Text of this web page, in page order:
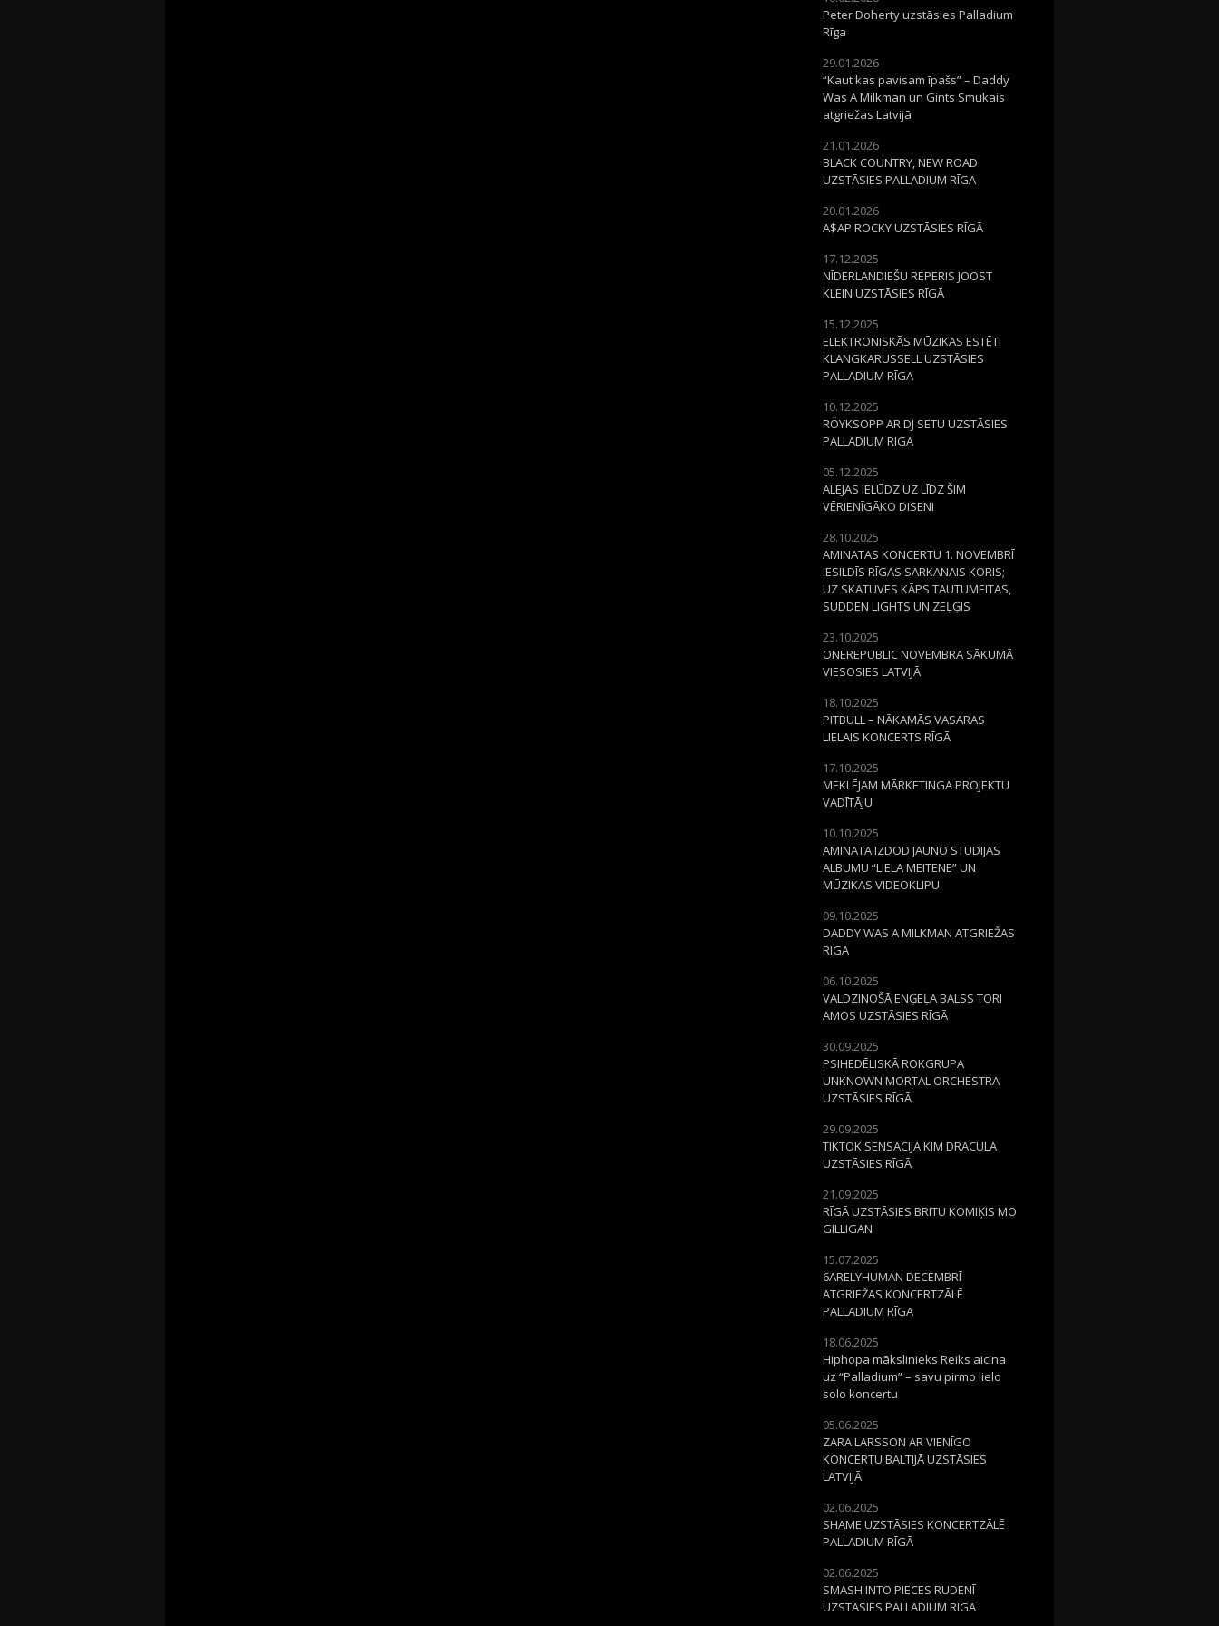
Peter Doherty uzstāsies Palladium
Rīga
29.01.2026
“Kaut kas pavisam īpašs” – Daddy
Was A Milkman un Gints Smukais
atgriežas Latvijā
21.01.2026
BLACK COUNTRY, NEW ROAD
UZSTĀSIES PALLADIUM RĪGA
20.01.2026
A$AP ROCKY UZSTĀSIES RĪGĀ
17.12.2025
NĪDERLANDIEŠU REPERIS JOOST
KLEIN UZSTĀSIES RĪGĀ
15.12.2025
ELEKTRONISKĀS MŪZIKAS ESTĒTI
KLANGKARUSSELL UZSTĀSIES
PALLADIUM RĪGA
10.12.2025
RÖYKSOPP AR DJ SETU UZSTĀSIES
PALLADIUM RĪGA
05.12.2025
ALEJAS IELŪDZ UZ LĪDZ ŠIM
VĒRIENĪGĀKO DISENI
28.10.2025
AMINATAS KONCERTU 1. NOVEMBRĪ
IESILDĪS RĪGAS SARKANAIS KORIS;
UZ SKATUVES KĀPS TAUTUMEITAS,
SUDDEN LIGHTS UN ZEĻĢIS
23.10.2025
ONEREPUBLIC NOVEMBRA SĀKUMĀ
VIESOSIES LATVIJĀ
18.10.2025
PITBULL – NĀKAMĀS VASARAS
LIELAIS KONCERTS RĪGĀ
17.10.2025
MEKLĒJAM MĀRKETINGA PROJEKTU
VADĪTĀJU
10.10.2025
AMINATA IZDOD JAUNO STUDIJAS
ALBUMU “LIELA MEITENE” UN
MŪZIKAS VIDEOKLIPU
09.10.2025
DADDY WAS A MILKMAN ATGRIEŽAS
RĪGĀ
06.10.2025
VALDZINOŠĀ ENĢEĻA BALSS TORI
AMOS UZSTĀSIES RĪGĀ
30.09.2025
PSIHEDĒLISKĀ ROKGRUPA
UNKNOWN MORTAL ORCHESTRA
UZSTĀSIES RĪGĀ
29.09.2025
TIKTOK SENSĀCIJA KIM DRACULA
UZSTĀSIES RĪGĀ
21.09.2025
RĪGĀ UZSTĀSIES BRITU KOMIĶIS MO
GILLIGAN
15.07.2025
6ARELYHUMAN DECEMBRĪ
ATGRIEŽAS KONCERTZĀLĒ
PALLADIUM RĪGA
18.06.2025
Hiphopa mākslinieks Reiks aicina
uz “Palladium” – savu pirmo lielo
solo koncertu
05.06.2025
ZARA LARSSON AR VIENĪGO
KONCERTU BALTIJĀ UZSTĀSIES
LATVIJĀ
02.06.2025
SHAME UZSTĀSIES KONCERTZĀLĒ
PALLADIUM RĪGĀ
02.06.2025
SMASH INTO PIECES RUDENĪ
UZSTĀSIES PALLADIUM RĪGĀ